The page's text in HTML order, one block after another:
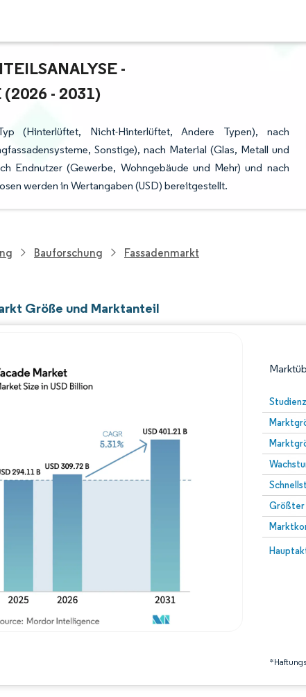
- W
- 2031)
(Hinterlüftet, Nicht-Hinterlüftet, Andere Typen), nach
Sonstige), nach Material (Glas, Metall und
Endnutzer (Gewerbe, Wohngebäude und Mehr) und nach
werden in Wertangaben (USD) bereitgestellt.
Bauforschung Fassadenmarkt
Größe und Marktanteil
Größter
Bild ©
Bild © Mordor Intelligence. Wiederverwendung erfordert